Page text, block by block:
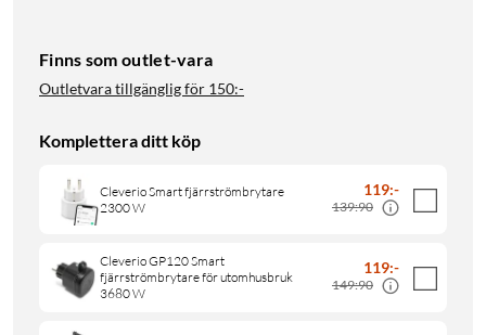
Finns som outlet-vara
Outletvara tillgänglig för 150:-
Komplettera ditt köp
Cleverio Smart fjärrströmbrytare
2300 W
119:-
139:90
Cleverio GP120 Smart
fjärrströmbrytare för utomhusbruk
3680 W
119:-
149:90